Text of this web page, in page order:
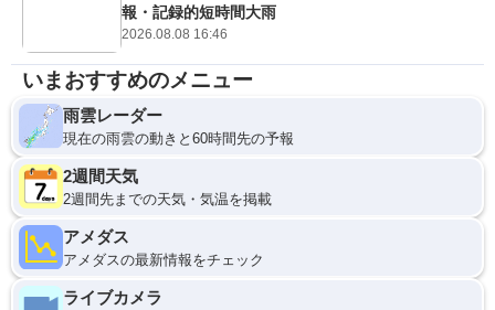
報・記録的短時間大雨
2026.08.08 16:46
いまおすすめのメニュー
雨雲レーダー
現在の雨雲の動きと60時間先の予報
2週間天気
2週間先までの天気・気温を掲載
アメダス
アメダスの最新情報をチェック
ライブカメラ